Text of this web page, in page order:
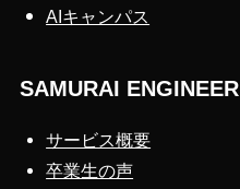
AIキャンパス
SAMURAI ENGINEER
サービス概要
卒業生の声